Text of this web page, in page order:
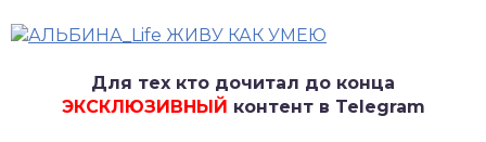
Для тех кто дочитал до конца
ЭКСКЛЮЗИВНЫЙ контент в Telegram